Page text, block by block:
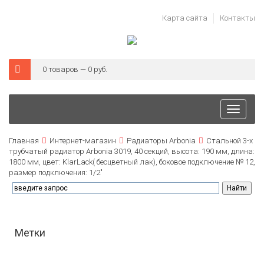
Карта сайта Контакты
0 товаров — 0 руб.
Toggle
Главная Интернет-магазин Радиаторы Arbonia
Стальной 3-х
трубчатый радиатор Arbonia 3019, 40 секций, высота: 190 мм, длина:
1800 мм, цвет: KlarLack( бесцветный лак), боковое подключение № 12,
размер подключения: 1/2"
Метки